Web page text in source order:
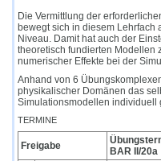
Die Vermittlung der
bewegt sich in diesem Lehrfach
Niveau. Damit hat auch der
theoretisch fundierten Modellen
numerischer Effekte bei der
Anhand von 6
physikalischer Domänen das
Simulationsmodellen individuell
TERMINE
Freigabe
BAR II/20a